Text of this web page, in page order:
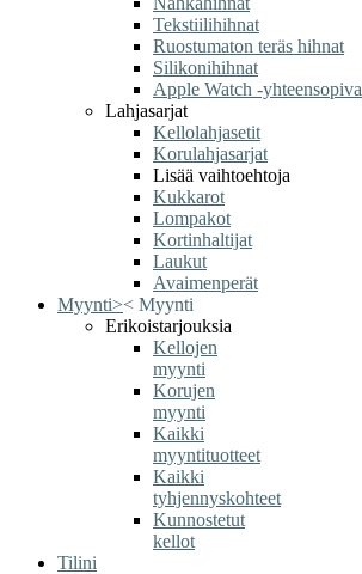
Tekstiilihihnat
Ruostumaton teräs hihnat
Silikonihihnat
Apple Watch -yhteensopiva
Lahjasarjat
Kellolahjasetit
Korulahjasarjat
Lisää vaihtoehtoja
Kukkarot
Lompakot
Kortinhaltijat
Laukut
Avaimenperät
Myynti>< Myynti
Erikoistarjouksia
Kellojen
myynti
Korujen
myynti
Kaikki
myyntituotteet
Kaikki
tyhjennyskohteet
Kunnostetut
kellot
Tilini